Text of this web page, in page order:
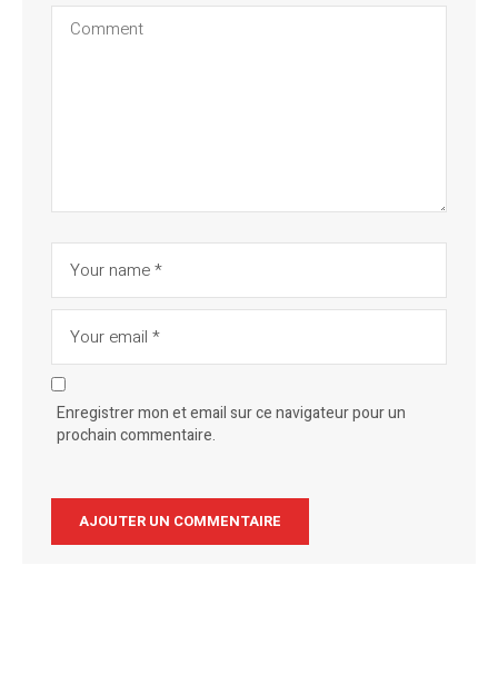
Enregistrer mon et email sur ce navigateur pour un
prochain commentaire.